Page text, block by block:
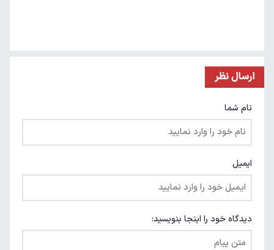
ارسال نظر
نام شما
ایمیل
دیدگاه خود را اینجا بنویسید: